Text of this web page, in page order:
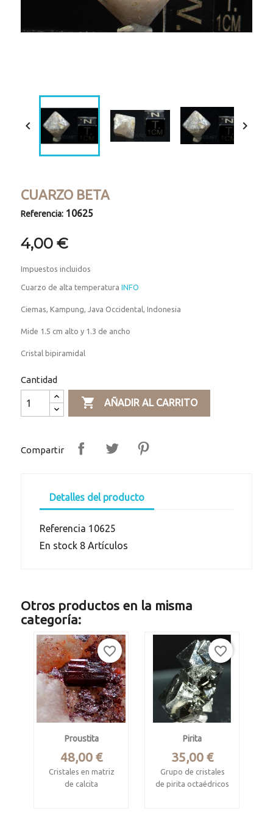
 
CUARZO BETA
Referencia: 10625
4,00 €
Impuestos incluidos
Cuarzo de alta temperaturaINFO
Ciemas, Kampung, Java Occidental, Indonesia
Mide 1.5 cm alto y 1.3 de ancho
Cristal bipiramidal
Cantidad
 AÑADIR AL CARRITO
Compartir
Detalles del producto
Referencia 10625
En stock 8 Artículos
Otros productos en la misma
categoría:
Proustita
Precio
48,00 €
Cristales en matriz
de calcita
favorite_border
Pirita
Precio
35,00 €
Grupo de cristales
de pirita octaédricos
favorite_border